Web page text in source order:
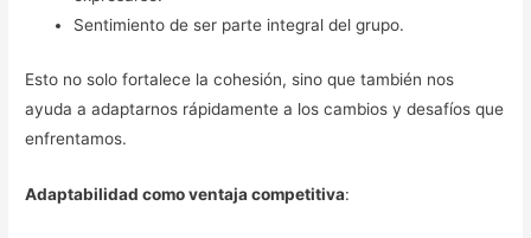
Sentimiento de ser parte integral del grupo.
Esto no solo fortalece la cohesión, sino que también nos
ayuda a adaptarnos rápidamente a los cambios y desafíos que
enfrentamos.
Adaptabilidad como ventaja competitiva: